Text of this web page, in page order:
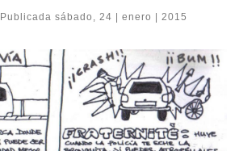
Publicada sábado, 24 | enero | 2015